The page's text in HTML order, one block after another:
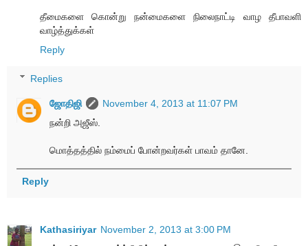
தீமைகளை கொன்று நன்மைகளை நிலைநாட்டி வாழ தீபாவளி
வாழ்த்துக்கள்
Reply
Replies
ஜோதிஜி
November 4, 2013 at 11:07 PM
நன்றி அஜீஸ்.
மொத்தத்தில் நம்மைப் போன்றவர்கள் பாவம் தானே.
Reply
Kathasiriyar November 2, 2013 at 3:00 PM